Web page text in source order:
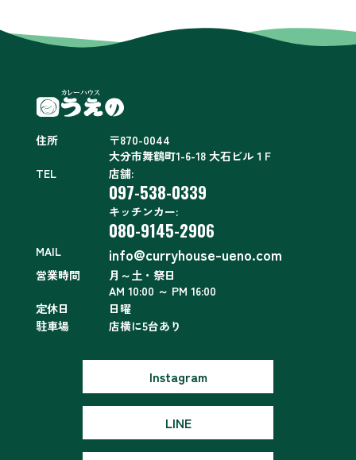
住所
〒870-0044
大分市舞鶴町1-6-18 大石ビル１F
TEL
店舗:
097-538-0339
キッチンカー:
080-9145-2906
MAIL info@curryhouse-ueno.com
営業時間
月～土・祭日
AM 10:00 ～ PM 16:00
定休日
日曜
駐車場
店横に5台あり
Instagram
LINE